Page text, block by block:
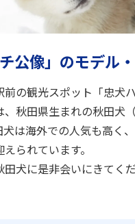
閉じる
チ公像」のモデル
前の観光スポット「忠犬
、秋田県生まれの秋田犬
犬は海外での人気も高く
られています。
田犬に是非会いにきてくだ